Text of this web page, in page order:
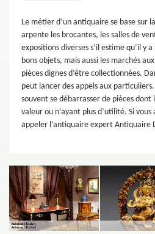
Le métier d’un antiquaire se base sur
arpente les brocantes, les salles de
expositions diverses s’il estime qu’il y
bons objets, mais aussi les marchés
pièces dignes d’être collectionnées.
peut lancer des appels aux
souvent se débarrasser de pièces
valeur ou n’ayant plus d’utilité. Si vous
appeler l’antiquaire expert Antiquaire